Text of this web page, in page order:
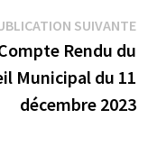
SUIVANTE
Rendu du
Municipal du 11
décembre 2023